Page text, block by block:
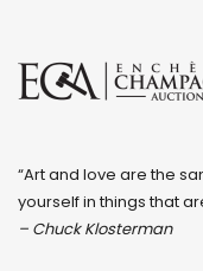
“Art and love are the
yourself in things that
– Chuck Klosterman